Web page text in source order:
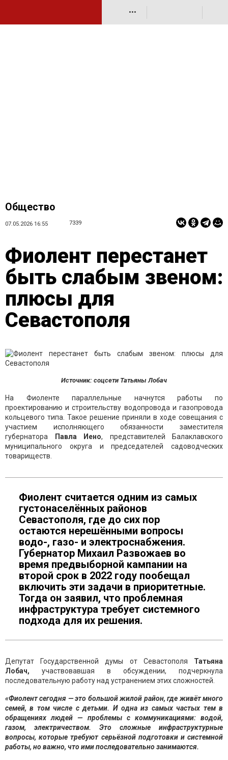
•••
Общество
07.05.2026 16:55 7339
Фиолент перестанет
быть слабым звеном:
плюсы для
Севастополя
Источник: соцсети Татьяны Лобач
На Фиоленте параллельные начнутся работы по
проектированию и строительству водопровода и газопровода
кольцевого типа. Такое решение приняли в ходе совещания с
участием исполняющего обязанности заместителя
губернатора
Павла Иено, представителей Балаклавского
муниципального округа и председателей садоводческих
товариществ.
Фиолент считается одним из самых
густонаселённых районов
Севастополя, где до сих пор
остаются нерешёнными вопросы
водо-, газо- и электроснабжения.
Губернатор Михаил Развожаев во
время предвыборной кампании на
второй срок в 2022 году пообещал
включить эти задачи в приоритетные.
Тогда он заявил, что проблемная
инфраструктура требует системного
подхода для их решения.
Депутат Государственной думы от Севастополя Татьяна
Лобач, участвовавшая в обсуждении, подчеркнула
последовательную работу над устранением этих сложностей.
«Фиолент сегодня — это большой жилой район, где живёт много
семей, в том числе с детьми. И одна из самых частых тем в
обращениях людей — проблемы с коммуникациями: водой,
газом, электричеством. Это сложные инфраструктурные
вопросы, которые требуют серьёзной подготовки и системной
работы, но важно, что ими последовательно занимаются.